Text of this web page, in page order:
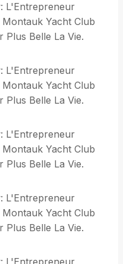
L'Entrepreneur
Yacht Club
Plus Belle La Vie.
L'Entrepreneur
Yacht Club
Plus Belle La Vie.
L'Entrepreneur
Yacht Club
Plus Belle La Vie.
L'Entrepreneur
Yacht Club
Plus Belle La Vie.